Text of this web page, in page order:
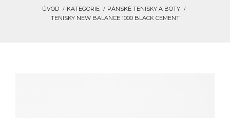
ÚVOD KATEGORIE
PÁNSKÉ TENISKY A BOTY
TENISKY NEW BALANCE 1000 BLACK CEMENT